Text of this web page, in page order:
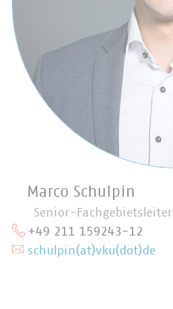
Marco Schulpin
Senior-Fachgebietsleiter
+49 211 159243-12
schulpin(at)vku(dot)de